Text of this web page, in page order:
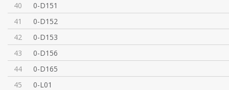
40
0-D151
41
0-D152
42
0-D153
43
0-D156
44
0-D165
45
0-L01